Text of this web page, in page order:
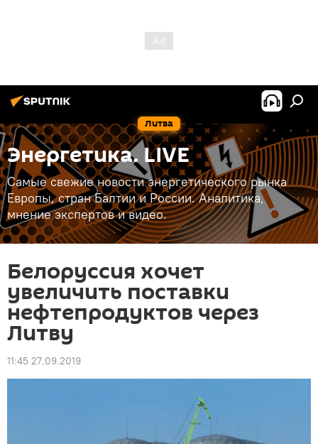
Литва
Энергетика. LIVE
Самые свежие новости энергетического рынка
Европы, стран Балтии и России. Аналитика,
мнение экспертов и видео.
Белоруссия хочет
увеличить поставки
нефтепродуктов через
Литву
11:45 27.09.2019